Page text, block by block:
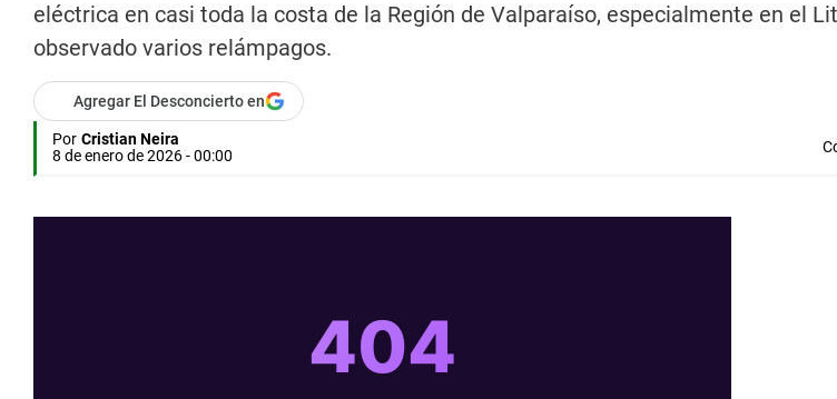
eléctrica en casi toda la costa de la Región de Valparaíso, especialmente en el
observado varios relámpagos.
Agregar El Desconcierto en
Por Cristian Neira
8 de enero de 2026 - 00:00